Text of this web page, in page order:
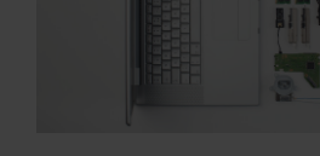
Product Finder
联系我们
通讯